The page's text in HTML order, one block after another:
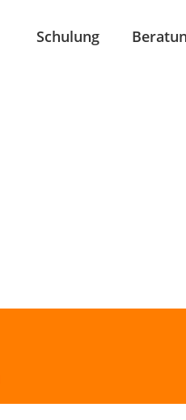
Schulung